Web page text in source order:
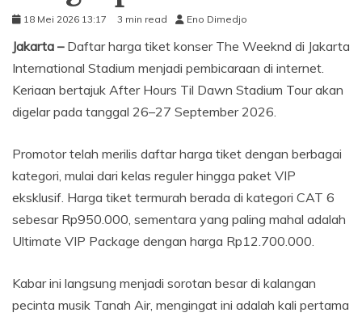
18 Mei 2026 13:17 3 min read Eno Dimedjo
Jakarta –Daftar harga tiket konser The Weeknd di Jakarta
International Stadium menjadi pembicaraan di internet.
Keriaan bertajuk After Hours Til Dawn Stadium Tour akan
digelar pada tanggal 26–27 September 2026.
Promotor telah merilis daftar harga tiket dengan berbagai
kategori, mulai dari kelas reguler hingga paket VIP
eksklusif. Harga tiket termurah berada di kategori CAT 6
sebesar Rp950.000, sementara yang paling mahal adalah
Ultimate VIP Package dengan harga Rp12.700.000.
Kabar ini langsung menjadi sorotan besar di kalangan
pecinta musik Tanah Air, mengingat ini adalah kali pertama